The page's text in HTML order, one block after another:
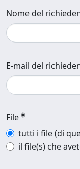
Nome del
E-mail del
File
tutti i file (di
il file(s) che